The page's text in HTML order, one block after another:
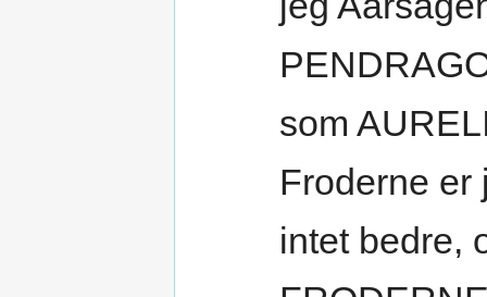
som
Froderne er
intet bedre,